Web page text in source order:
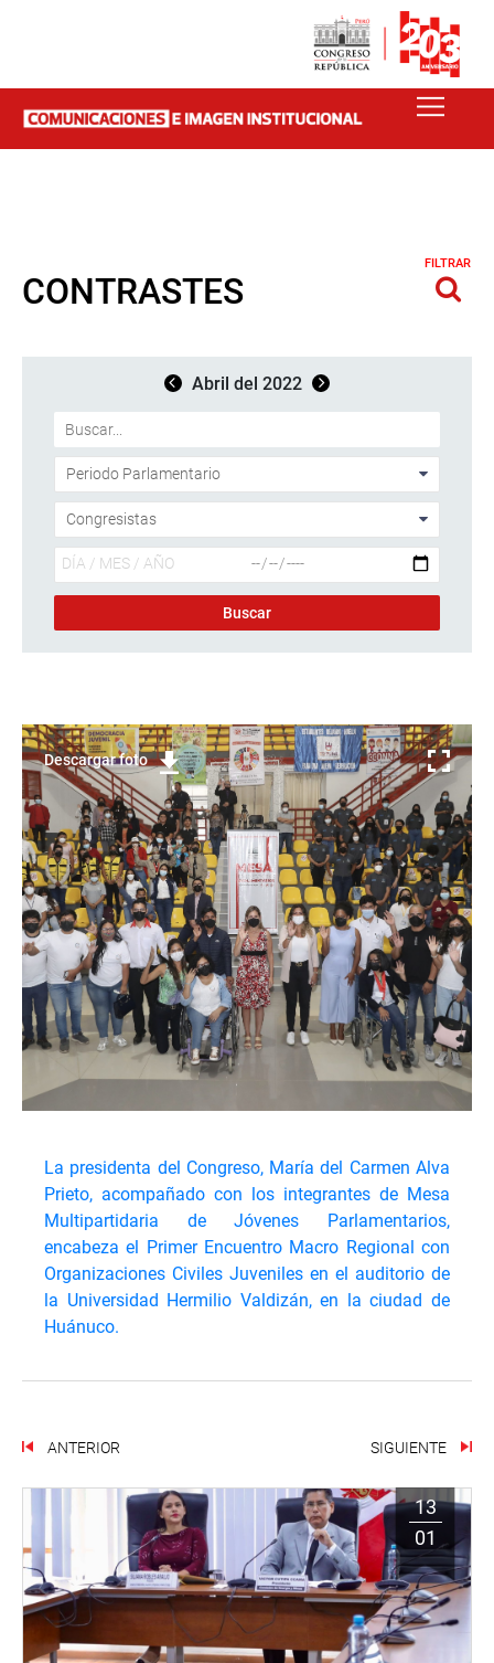
CONTRASTES
FILTRAR
Abril del 2022
Descargar foto
La presidenta del Congreso, María del Carmen Alva
Prieto, acompañado con los integrantes de Mesa
Multipartidaria de Jóvenes Parlamentarios,
encabeza el Primer Encuentro Macro Regional con
Organizaciones Civiles Juveniles en el auditorio de
la Universidad Hermilio Valdizán, en la ciudad de
Huánuco.
ANTERIOR SIGUIENTE
13
01